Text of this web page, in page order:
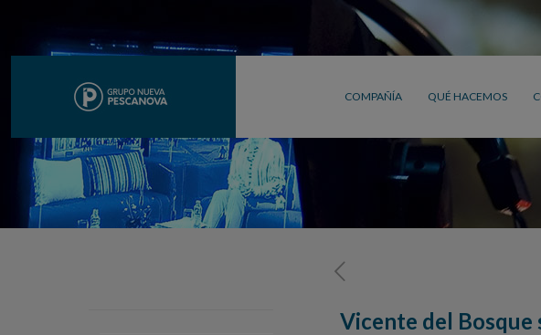
COMPAÑÍA QUÉ HACEMOS
Vicente del Bosque